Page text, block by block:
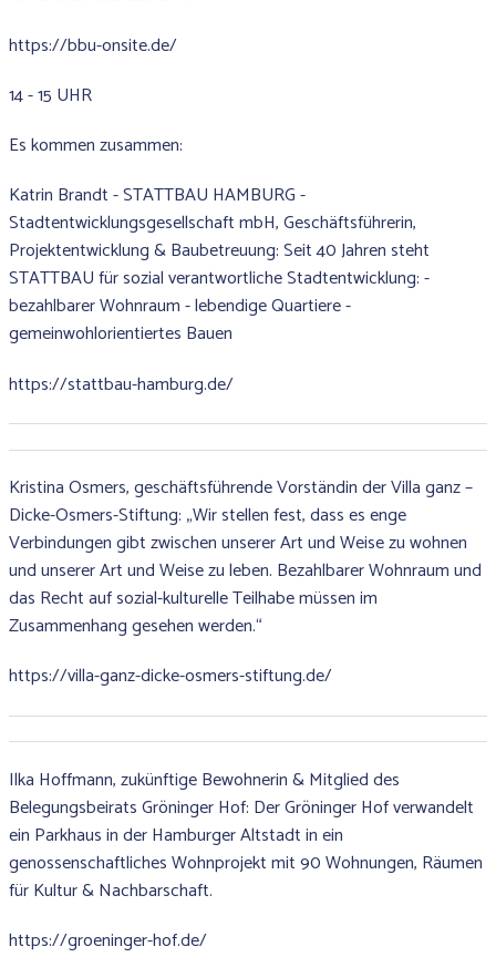
https://bbu-onsite.de/
14 - 15 UHR
Es kommen zusammen:
Katrin Brandt - STATTBAU HAMBURG -
Stadtentwicklungsgesellschaft mbH, Geschäftsführerin,
Projektentwicklung & Baubetreuung: Seit 40 Jahren steht
STATTBAU für sozial verantwortliche Stadtentwicklung: -
bezahlbarer Wohnraum - lebendige Quartiere -
gemeinwohlorientiertes Bauen
https://stattbau-hamburg.de/
Kristina Osmers, geschäftsführende Vorständin der Villa ganz –
Dicke-Osmers-Stiftung: „Wir stellen fest, dass es enge
Verbindungen gibt zwischen unserer Art und Weise zu wohnen
und unserer Art und Weise zu leben. Bezahlbarer Wohnraum und
das Recht auf sozial-kulturelle Teilhabe müssen im
Zusammenhang gesehen werden.“
https://villa-ganz-dicke-osmers-stiftung.de/
Ilka Hoffmann, zukünftige Bewohnerin & Mitglied des
Belegungsbeirats Gröninger Hof: Der Gröninger Hof verwandelt
ein Parkhaus in der Hamburger Altstadt in ein
genossenschaftliches Wohnprojekt mit 90 Wohnungen, Räumen
für Kultur & Nachbarschaft.
https://groeninger-hof.de/